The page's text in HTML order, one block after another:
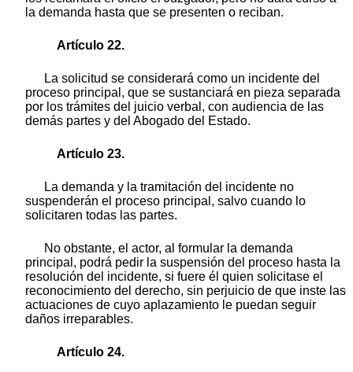
la demanda hasta que se presenten o reciban.
Artículo 22.
La solicitud se considerará como un incidente del
proceso principal, que se sustanciará en pieza separada
por los trámites del juicio verbal, con audiencia de las
demás partes y del Abogado del Estado.
Artículo 23.
La demanda y la tramitación del incidente no
suspenderán el proceso principal, salvo cuando lo
solicitaren todas las partes.
No obstante, el actor, al formular la demanda
principal, podrá pedir la suspensión del proceso hasta la
resolución del incidente, si fuere él quien solicitase el
reconocimiento del derecho, sin perjuicio de que inste las
actuaciones de cuyo aplazamiento le puedan seguir
daños irreparables.
Artículo 24.